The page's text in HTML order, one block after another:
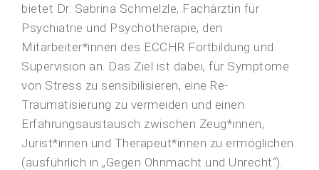
bietet Dr. Sabrina Schmelzle, Fachärztin für
Psychiatrie und Psychotherapie, den
Mitarbeiter*innen des ECCHR Fortbildung und
Supervision an. Das Ziel ist dabei, für Symptome
von Stress zu sensibilisieren, eine Re-
Traumatisierung zu vermeiden und einen
Erfahrungsaustausch zwischen Zeug*innen,
Jurist*innen und Therapeut*innen zu ermöglichen
(ausführlich in „Gegen Ohnmacht und Unrecht“).